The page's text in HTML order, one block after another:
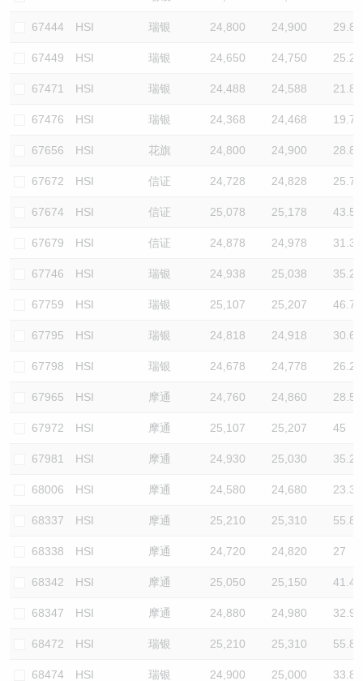
67444 HSI 瑞银 24,800 24,900 29.8
67449 HSI 瑞银 24,650 24,750 25.2
67471 HSI 瑞银 24,488 24,588 21.8
67476 HSI 瑞银 24,368 24,468 19.7
67656 HSI 花旗 24,800 24,900 28.8
67672 HSI 信证 24,728 24,828 25.7
67674 HSI 信证 25,078 25,178 43.5
67679 HSI 信证 24,878 24,978 31.3
67746 HSI 瑞银 24,938 25,038 35.2
67759 HSI 瑞银 25,107 25,207 46.7
67795 HSI 瑞银 24,818 24,918 30.6
67798 HSI 瑞银 24,678 24,778 26.2
67965 HSI 摩通 24,760 24,860 28.5
67972 HSI 摩通 25,107 25,207 45
67981 HSI 摩通 24,930 25,030 35.2
68006 HSI 摩通 24,580 24,680 23.3
68337 HSI 摩通 25,210 25,310 55.8
68338 HSI 摩通 24,720 24,820 27
68342 HSI 摩通 25,050 25,150 41.4
68347 HSI 摩通 24,880 24,980 32.9
68472 HSI 瑞银 25,210 25,310 55.8
68474 HSI 瑞银 24,900 25,000 33.8